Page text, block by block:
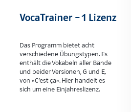
VocaTrainer – 1 Lizenz
Das Programm bietet acht
verschiedene Übungstypen. Es
enthält die Vokabeln aller Bände
und beider Versionen, G und E,
von «C’est ça». Hier handelt es
sich um eine Einjahreslizenz.